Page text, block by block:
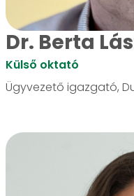
Dr. Berta
Külső oktató
Ügyvezető igazgató,